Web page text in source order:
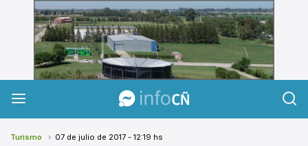
InfoCañuelas
Turismo 07 de julio de 2017 - 12:19 hs